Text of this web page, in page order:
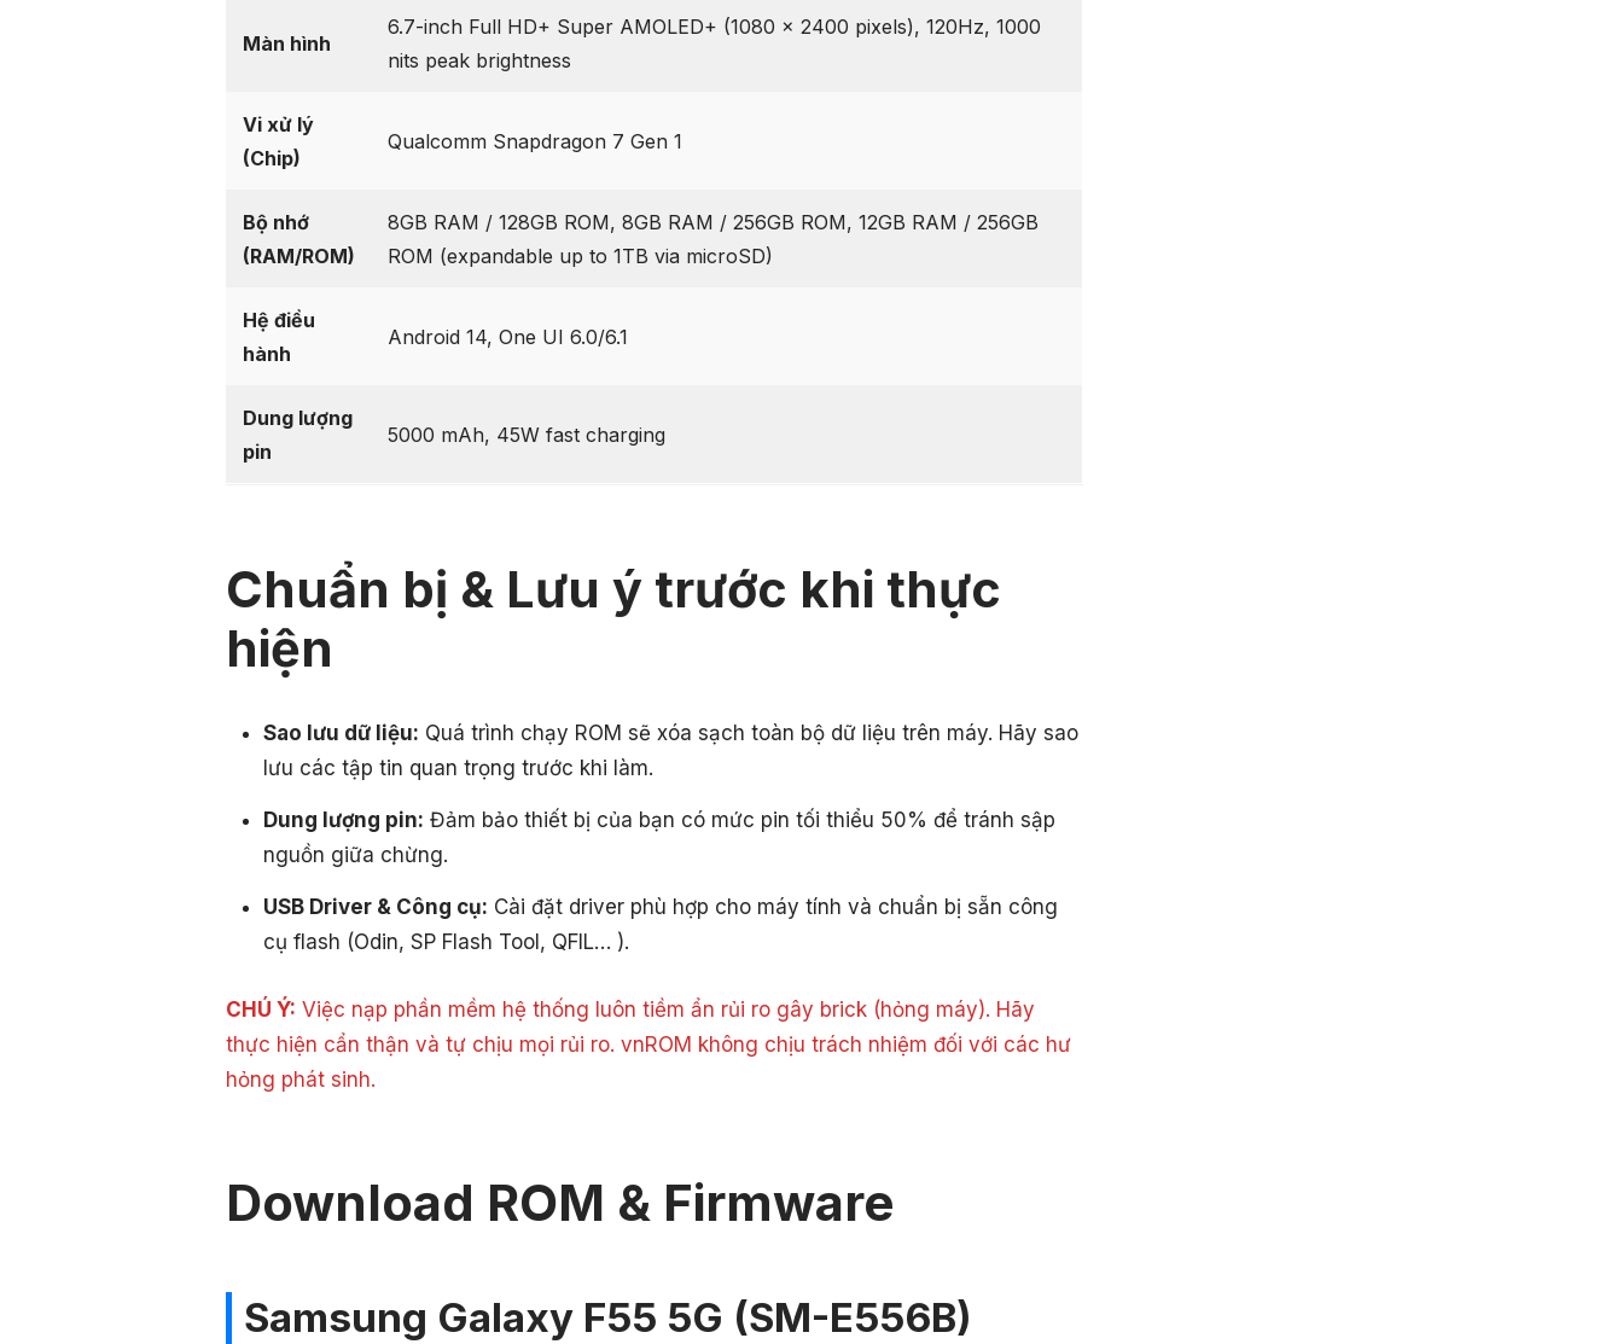
Màn hình
6.7-inch Full HD+ Super AMOLED+ (1080 x 2400 pixels), 120Hz, 1000
nits peak brightness
Vi xử lý
(Chip)
Qualcomm Snapdragon 7 Gen 1
Bộ nhớ
(RAM/ROM)
8GB RAM / 128GB ROM, 8GB RAM / 256GB ROM, 12GB RAM / 256GB
ROM (expandable up to 1TB via microSD)
Hệ điều
hành
Android 14, One UI 6.0/6.1
Dung lượng
pin
5000 mAh, 45W fast charging
Chuẩn bị & Lưu ý trước khi thực
hiện
Sao lưu dữ liệu: Quá trình chạy ROM sẽ xóa sạch toàn bộ dữ liệu trên máy. Hãy sao
lưu các tập tin quan trọng trước khi làm.
Dung lượng pin: Đảm bảo thiết bị của bạn có mức pin tối thiểu 50% để tránh sập
nguồn giữa chừng.
USB Driver & Công cụ: Cài đặt driver phù hợp cho máy tính và chuẩn bị sẵn công
cụ flash (Odin, SP Flash Tool, QFIL… ).
CHÚ Ý: Việc nạp phần mềm hệ thống luôn tiềm ẩn rủi ro gây brick (hỏng máy). Hãy
thực hiện cẩn thận và tự chịu mọi rủi ro. vnROM không chịu trách nhiệm đối với các hư
hỏng phát sinh.
Download ROM & Firmware
Samsung Galaxy F55 5G (SM-E556B)